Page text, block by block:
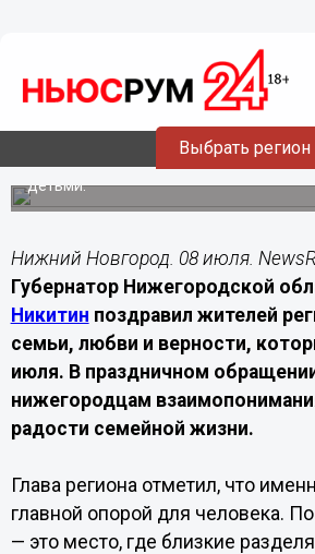
Выбрать регион
Глеб Никитин поздравил
нижегородцев с Днём
Губернатор пожелал жителям региона
благополучия и рассказал о мерах
детьми.
Нижний Новгород. 08 июля.
Губернатор Нижегородской
Никитин поздравил жителей
семьи, любви и верности,
июля. В праздничном
нижегородцам
радости семейной жизни.
Глава региона отметил, что
главной опорой для человека.
— это место, где близкие